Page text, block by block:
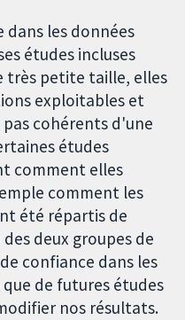
dans les données
études incluses
très petite taille, elles
exploitables et
cohérents d'une
études
comment elles
comment les
été répartis de
deux groupes de
confiance dans les
de futures études
nos résultats.